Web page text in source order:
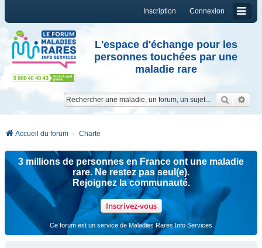
Connexion
Inscription
L'espace d'échange pour les
personnes touchées par une
maladie rare
Accueil du forum Charte
3 millions de personnes en France ont une maladie
rare. Ne restez pas seul(e).
Rejoignez la communauté.
Inscrivez-vous
Ce forum est un service de Maladies Rares Info Services